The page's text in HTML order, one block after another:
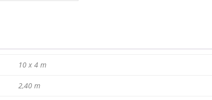
10 x 4 m
2,40 m